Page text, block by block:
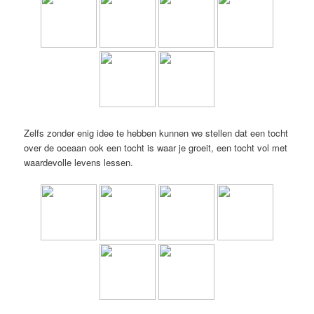
Zelfs zonder enig idee te hebben kunnen we stellen dat een tocht
over de oceaan ook een tocht is waar je groeit, een tocht vol met
waardevolle levens lessen.